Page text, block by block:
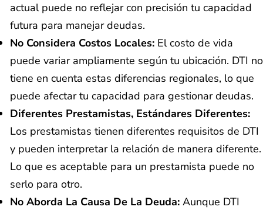
actual puede no reflejar con precisión tu capacidad
futura para manejar deudas.
No Considera Costos Locales: El costo de vida
puede variar ampliamente según tu ubicación. DTI no
tiene en cuenta estas diferencias regionales, lo que
puede afectar tu capacidad para gestionar deudas.
Diferentes Prestamistas, Estándares Diferentes:
Los prestamistas tienen diferentes requisitos de DTI
y pueden interpretar la relación de manera diferente.
Lo que es aceptable para un prestamista puede no
serlo para otro.
No Aborda La Causa De La Deuda: Aunque DTI